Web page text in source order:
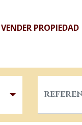
VENDER PROPIEDAD